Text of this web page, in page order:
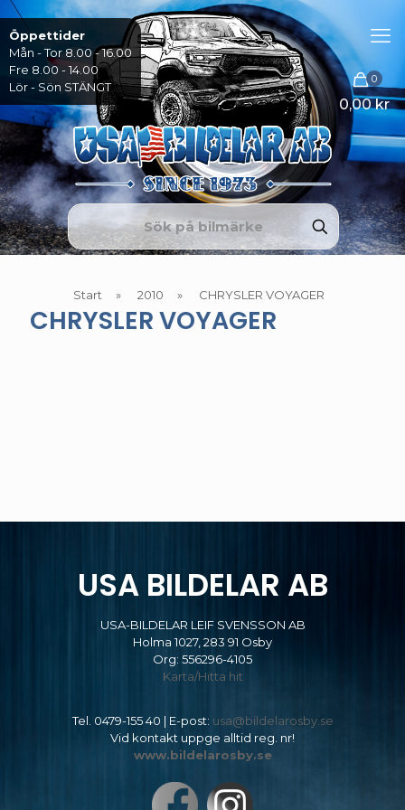
0
0,00 kr
Öppettider
Mån - Tor 8.00 - 16.00
Fre 8.00 - 14.00
Lör - Sön STÄNGT
Start » 2010 » CHRYSLER VOYAGER
CHRYSLER VOYAGER
USA BILDELAR AB
USA-BILDELAR LEIF SVENSSON AB
Holma 1027, 283 91 Osby
Org: 556296-4105
Karta/Hitta hit
Tel. 0479-155 40 | E-post: usa@bildelarosby.se
Vid kontakt uppge alltid reg. nr!
www.bildelarosby.se